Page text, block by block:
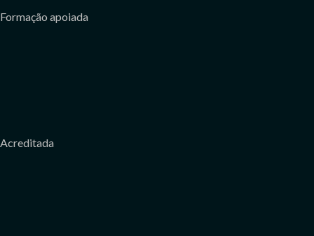
Formação apoiada
Acreditada